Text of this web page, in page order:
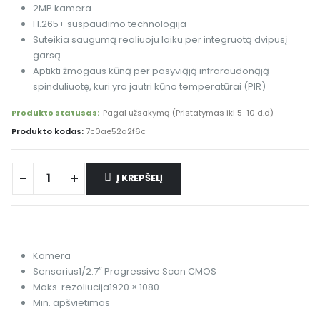
2MP kamera
H.265+ suspaudimo technologija
Suteikia saugumą realiuoju laiku per integruotą dvipusį
garsą
Aptikti žmogaus kūną per pasyviąją infraraudonąją
spinduliuotę, kuri yra jautri kūno temperatūrai (PIR)
Produkto statusas: Pagal užsakymą (Pristatymas iki 5-10 d.d)
Produkto kodas:7c0ae52a2f6c
Į KREPŠELĮ
Kamera
Sensorius1/2.7″ Progressive Scan CMOS
Maks. rezoliucija1920 × 1080
Min. apšvietimas